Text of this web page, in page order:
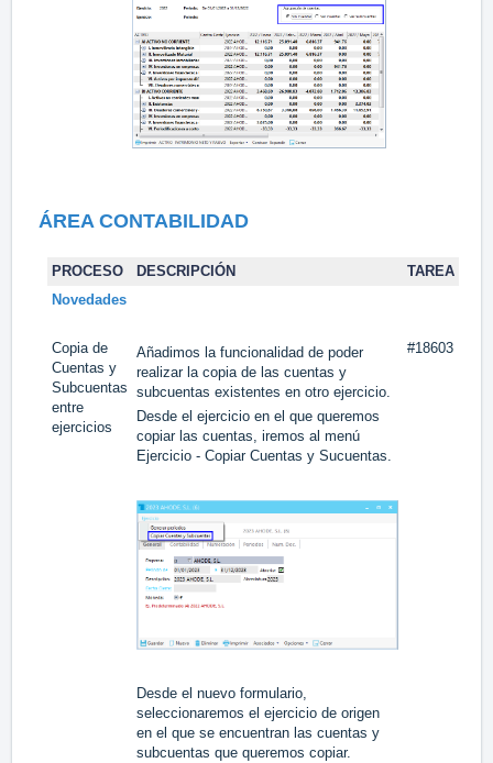
ÁREA CONTABILIDAD
PROCESO DESCRIPCIÓN
TAREA
Novedades
Copia de
Cuentas y
Subcuentas
entre
ejercicios
Añadimos la funcionalidad de poder
realizar la copia de las cuentas y
subcuentas existentes en otro ejercicio.
Desde el ejercicio en el que queremos
copiar las cuentas, iremos al menú
Ejercicio - Copiar Cuentas y Sucuentas.
Desde el nuevo formulario,
seleccionaremos el ejercicio de origen
en el que se encuentran las cuentas y
subcuentas que queremos copiar.
#18603